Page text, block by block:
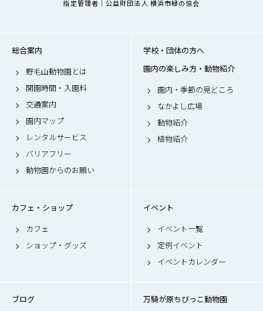
指定管理者｜公益財団法人 横浜市緑の協会
総合案内
野毛山動物園とは
開園時間・入園料
交通案内
園内マップ
レンタルサービス
バリアフリー
動物園からのお願い
学校・団体の方へ
園内の楽しみ方・動物紹介
園内・季節の見どころ
なかよし広場
動物紹介
植物紹介
カフェ・ショップ
カフェ
ショップ・グッズ
イベント
イベント一覧
定例イベント
イベントカレンダー
ブログ
万騎が原ちびっこ動物園